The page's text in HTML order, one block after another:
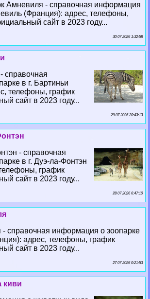
Амневиля - справочная информация
(Франция): адрес, телефоны,
сайт в 2023 году...
30 07 2026 1:32:58
справочная
в г. Бартиньи
телефоны, график
сайт в 2023 году...
29 07 2026 20:43:13
- справочная
в г. Дуэ-ла-Фонтэн
график
сайт в 2023 году...
28 07 2026 6:47:10
справочная информация о зоопарке
адрес, телефоны, график
сайт в 2023 году...
27 07 2026 0:21:53
киви